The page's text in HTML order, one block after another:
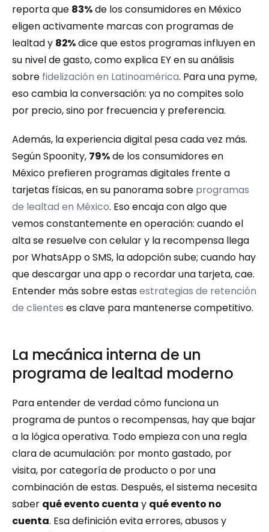
reporta que 83% de los consumidores en México
eligen activamente marcas con programas de
lealtad y 82% dice que estos programas influyen en
su nivel de gasto, como explica EY en su análisis
sobre fidelización en Latinoamérica. Para una pyme,
eso cambia la conversación: ya no compites solo
por precio, sino por frecuencia y preferencia.
Además, la experiencia digital pesa cada vez más.
Según Spoonity, 79% de los consumidores en
México prefieren programas digitales frente a
tarjetas físicas, en su panorama sobre programas
de lealtad en México. Eso encaja con algo que
vemos constantemente en operación: cuando el
alta se resuelve con celular y la recompensa llega
por WhatsApp o SMS, la adopción sube; cuando hay
que descargar una app o recordar una tarjeta, cae.
Entender más sobre estas estrategias de retención
de clientes es clave para mantenerse competitivo.
La mecánica interna de un
programa de lealtad moderno
Para entender de verdad cómo funciona un
programa de puntos o recompensas, hay que bajar
a la lógica operativa. Todo empieza con una regla
clara de acumulación: por monto gastado, por
visita, por categoría de producto o por una
combinación de estas. Después, el sistema necesita
saber qué evento cuenta y qué evento no
cuenta. Esa definición evita errores, abusos y